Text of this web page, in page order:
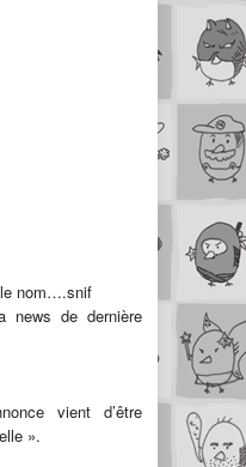
nom….snif
news de dernière
vient d’être
».